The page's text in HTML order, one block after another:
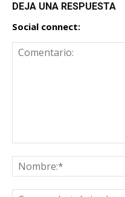
DEJA UNA RESPUESTA
Social connect: